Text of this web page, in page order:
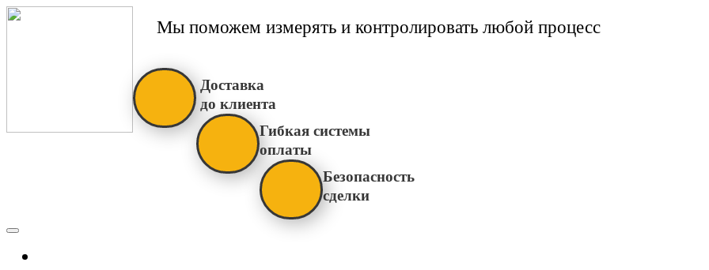
Мы поможем измерять и контролировать любой процесс
Доставка
до клиента
Гибкая системы
оплаты
Безопасность
сделки